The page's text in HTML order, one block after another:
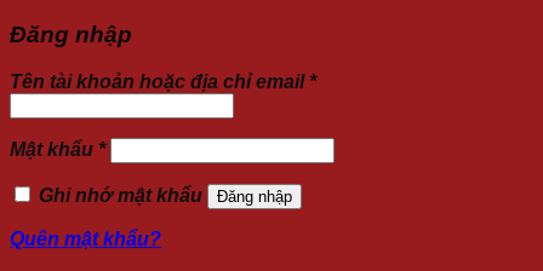
Đăng nhập
Tên tài khoản hoặc địa chỉ email *
Mật khẩu *
Ghi nhớ mật khẩu Đăng nhập
Quên mật khẩu?